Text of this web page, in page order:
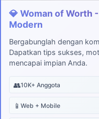
💎 Woman of Worth
Modern
Bergabunglah dengan
Dapatkan tips sukses,
mencapai impian Anda.
👥10K+ Anggota
📱 Web + Mobile